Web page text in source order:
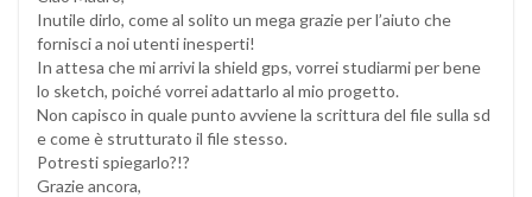
Inutile dirlo, come al solito un mega grazie per l’aiuto che
fornisci a noi utenti inesperti!
In attesa che mi arrivi la shield gps, vorrei studiarmi per bene
lo sketch, poiché vorrei adattarlo al mio progetto.
Non capisco in quale punto avviene la scrittura del file sulla sd
e come è strutturato il file stesso.
Potresti spiegarlo?!?
Grazie ancora,